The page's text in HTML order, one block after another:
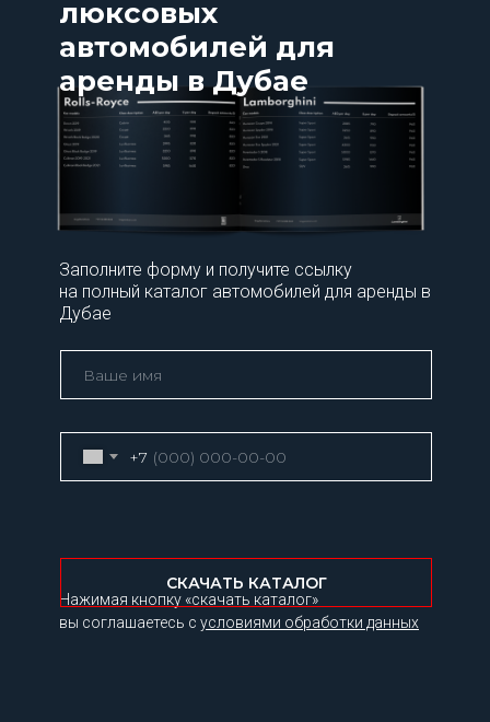
Нажимая кнопку «скачать каталог»
вы соглашаетесь с условиями обработки данных
люксовых
автомобилей для
аренды в Дубае
+7
СКАЧАТЬ КАТАЛОГ
Заполните форму и получите ссылку
на полный каталог автомобилей для аренды в
Дубае